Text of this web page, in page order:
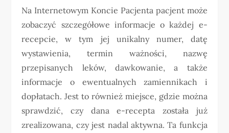
Na Internetowym Koncie Pacjenta pacjent może
zobaczyć szczegółowe informacje o każdej e-
recepcie, w tym jej unikalny numer, datę
wystawienia, termin ważności, nazwę
przepisanych leków, dawkowanie, a także
informacje o ewentualnych zamiennikach i
dopłatach. Jest to również miejsce, gdzie można
sprawdzić, czy dana e-recepta została już
zrealizowana, czy jest nadal aktywna. Ta funkcja